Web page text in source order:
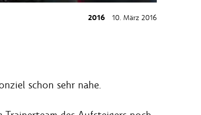
2016 10. März 2016
schon sehr nahe.